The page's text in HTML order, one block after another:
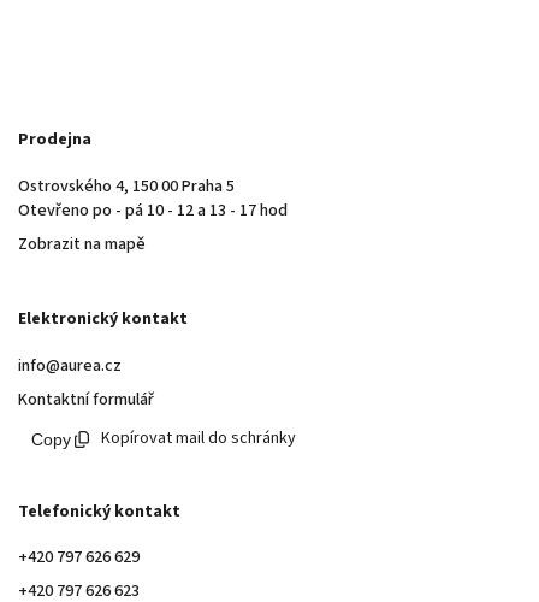
Prodejna
Ostrovského 4, 150 00 Praha 5
Otevřeno po - pá 10 - 12 a 13 - 17 hod
Zobrazit na mapě
Elektronický kontakt
info@aurea.cz
Kontaktní formulář
Kopírovat mail do schránky
Telefonický kontakt
+420 797 626 629
+420 797 626 623